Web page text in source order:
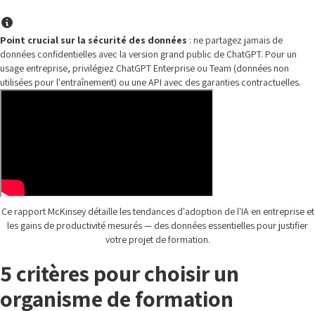
Point crucial sur la sécurité des données : ne partagez jamais de
données confidentielles avec la version grand public de ChatGPT. Pour un
usage entreprise, privilégiez ChatGPT Enterprise ou Team (données non
utilisées pour l'entraînement) ou une API avec des garanties contractuelles.
Ce rapport McKinsey détaille les tendances d'adoption de l'IA en entreprise et
les gains de productivité mesurés — des données essentielles pour justifier
votre projet de formation.
5 critères pour choisir un
organisme de formation